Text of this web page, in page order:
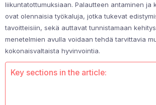
liikuntatottumuksiaan. Palautteen antaminen ja
ovat olennaisia työkaluja, jotka tukevat
tavoitteisiin, sekä auttavat tunnistamaan
menetelmien avulla voidaan tehdä tarvittavia
kokonaisvaltaista hyvinvointia.
Key sections in the article: